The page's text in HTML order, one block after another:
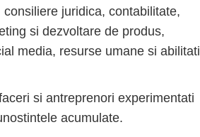
juridica, contabilitate,
si dezvoltare de produs,
media, resurse umane si abilitati
si antreprenori experimentati
acumulate.